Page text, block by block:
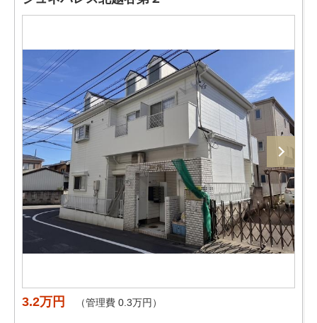
3.2万円 （管理費 0.3万円）